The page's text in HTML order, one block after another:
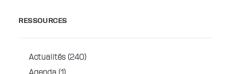
RESSOURCES
Actualités (240)